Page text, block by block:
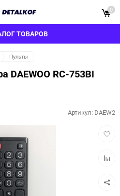
ТОВАРОВ
0
Пульты
DAEWOO RC-753BI
Артикул: DAEW2